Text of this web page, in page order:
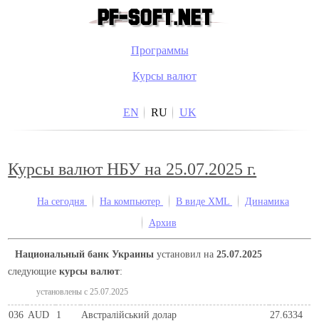
Программы
Курсы валют
EN RU UK
Курсы валют НБУ на 25.07.2025 г.
На сегодня На компьютер В виде XML
Динамика
Архив
Национальный банк Украины установил на25.07.2025
следующиекурсы валют:
установлены c 25.07.2025
036 AUD 1 Австралійський долар
27.6334